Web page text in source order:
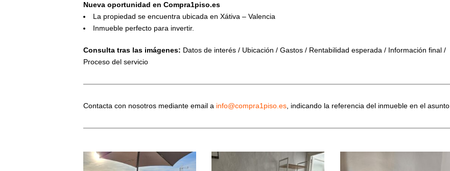
Nueva oportunidad en Compra1piso.es
La propiedad se encuentra ubicada en Xátiva – Valencia
Inmueble perfecto para invertir.
Consulta tras las imágenes: Datos de interés / Ubicación / Gastos / Rentabilidad esperada / Información final /
Proceso del servicio
Contacta con nosotros mediante email a info@compra1piso.es , indicando la referencia del inmueble en el asunto.